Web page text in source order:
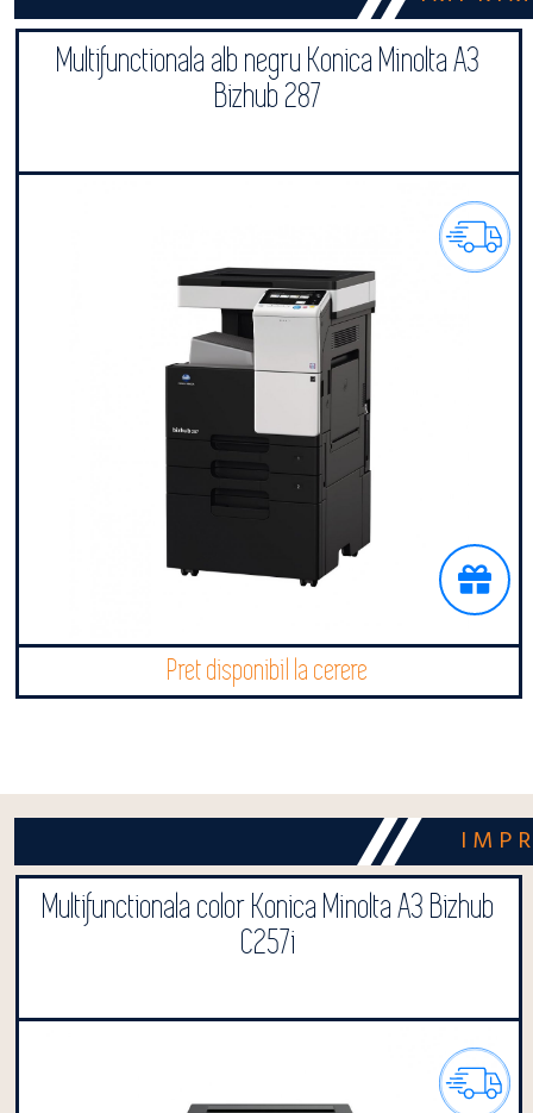
Multifunctionala alb negru Konica Minolta A3
Bizhub 287
Pret disponibil la cerere
Multifunctionala color Konica Minolta A3 Bizhub
C257i